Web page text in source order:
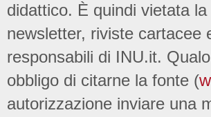
didattico. È quindi vietata
newsletter, riviste cartacee
responsabili di INU.it.
obbligo di citarne la fonte (
autorizzazione inviare una